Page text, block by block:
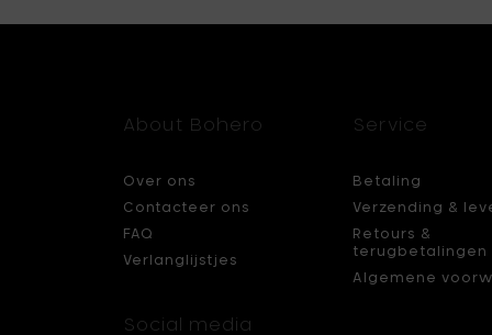
About Bohero
Over ons
Contacteer ons
FAQ
Verlanglijstjes
Social media
Service
Betaling
Verzending &
Retours &
terugbetalingen
Algemene